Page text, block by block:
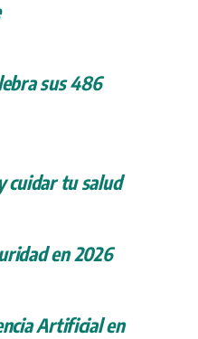
sus 486
cuidar tu salud
en 2026
Artificial en